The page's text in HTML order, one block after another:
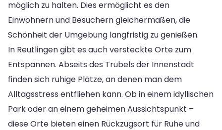
möglich zu halten. Dies ermöglicht es den
Einwohnern und Besuchern gleichermaßen, die
Schönheit der Umgebung langfristig zu genießen.
In Reutlingen gibt es auch versteckte Orte zum
Entspannen. Abseits des Trubels der Innenstadt
finden sich ruhige Plätze, an denen man dem
Alltagsstress entfliehen kann. Ob in einem idyllischen
Park oder an einem geheimen Aussichtspunkt –
diese Orte bieten einen Rückzugsort für Ruhe und